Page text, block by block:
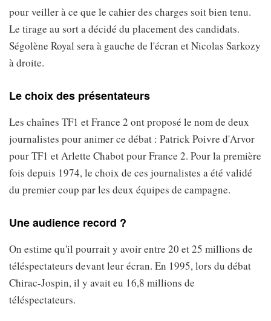
pour veiller à ce que le cahier des charges soit bien tenu.
Le tirage au sort a décidé du placement des candidats.
Ségolène Royal sera à gauche de l'écran et Nicolas Sarkozy
à droite.
Le choix des présentateurs
Les chaînes TF1 et France 2 ont proposé le nom de deux
journalistes pour animer ce débat : Patrick Poivre d'Arvor
pour TF1 et Arlette Chabot pour France 2. Pour la première
fois depuis 1974, le choix de ces journalistes a été validé
du premier coup par les deux équipes de campagne.
Une audience record ?
On estime qu'il pourrait y avoir entre 20 et 25 millions de
téléspectateurs devant leur écran. En 1995, lors du débat
Chirac-Jospin, il y avait eu 16,8 millions de
téléspectateurs.